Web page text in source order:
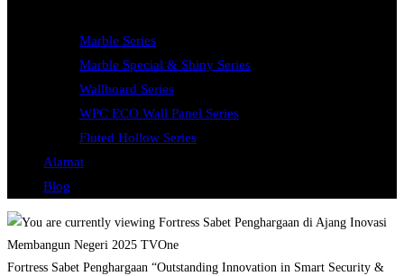
Marble Series
Marble Special & Shiny Series
Wallboard Series
WPC ECO Wall Panel Series
Fluted Hollow Series
Alamat
Blog
Fortress Sabet Penghargaan “Outstanding Innovation in Smart Security &